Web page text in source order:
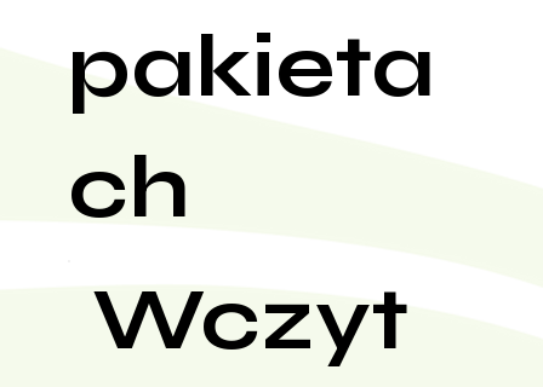
pakieta
ch
Wczyt